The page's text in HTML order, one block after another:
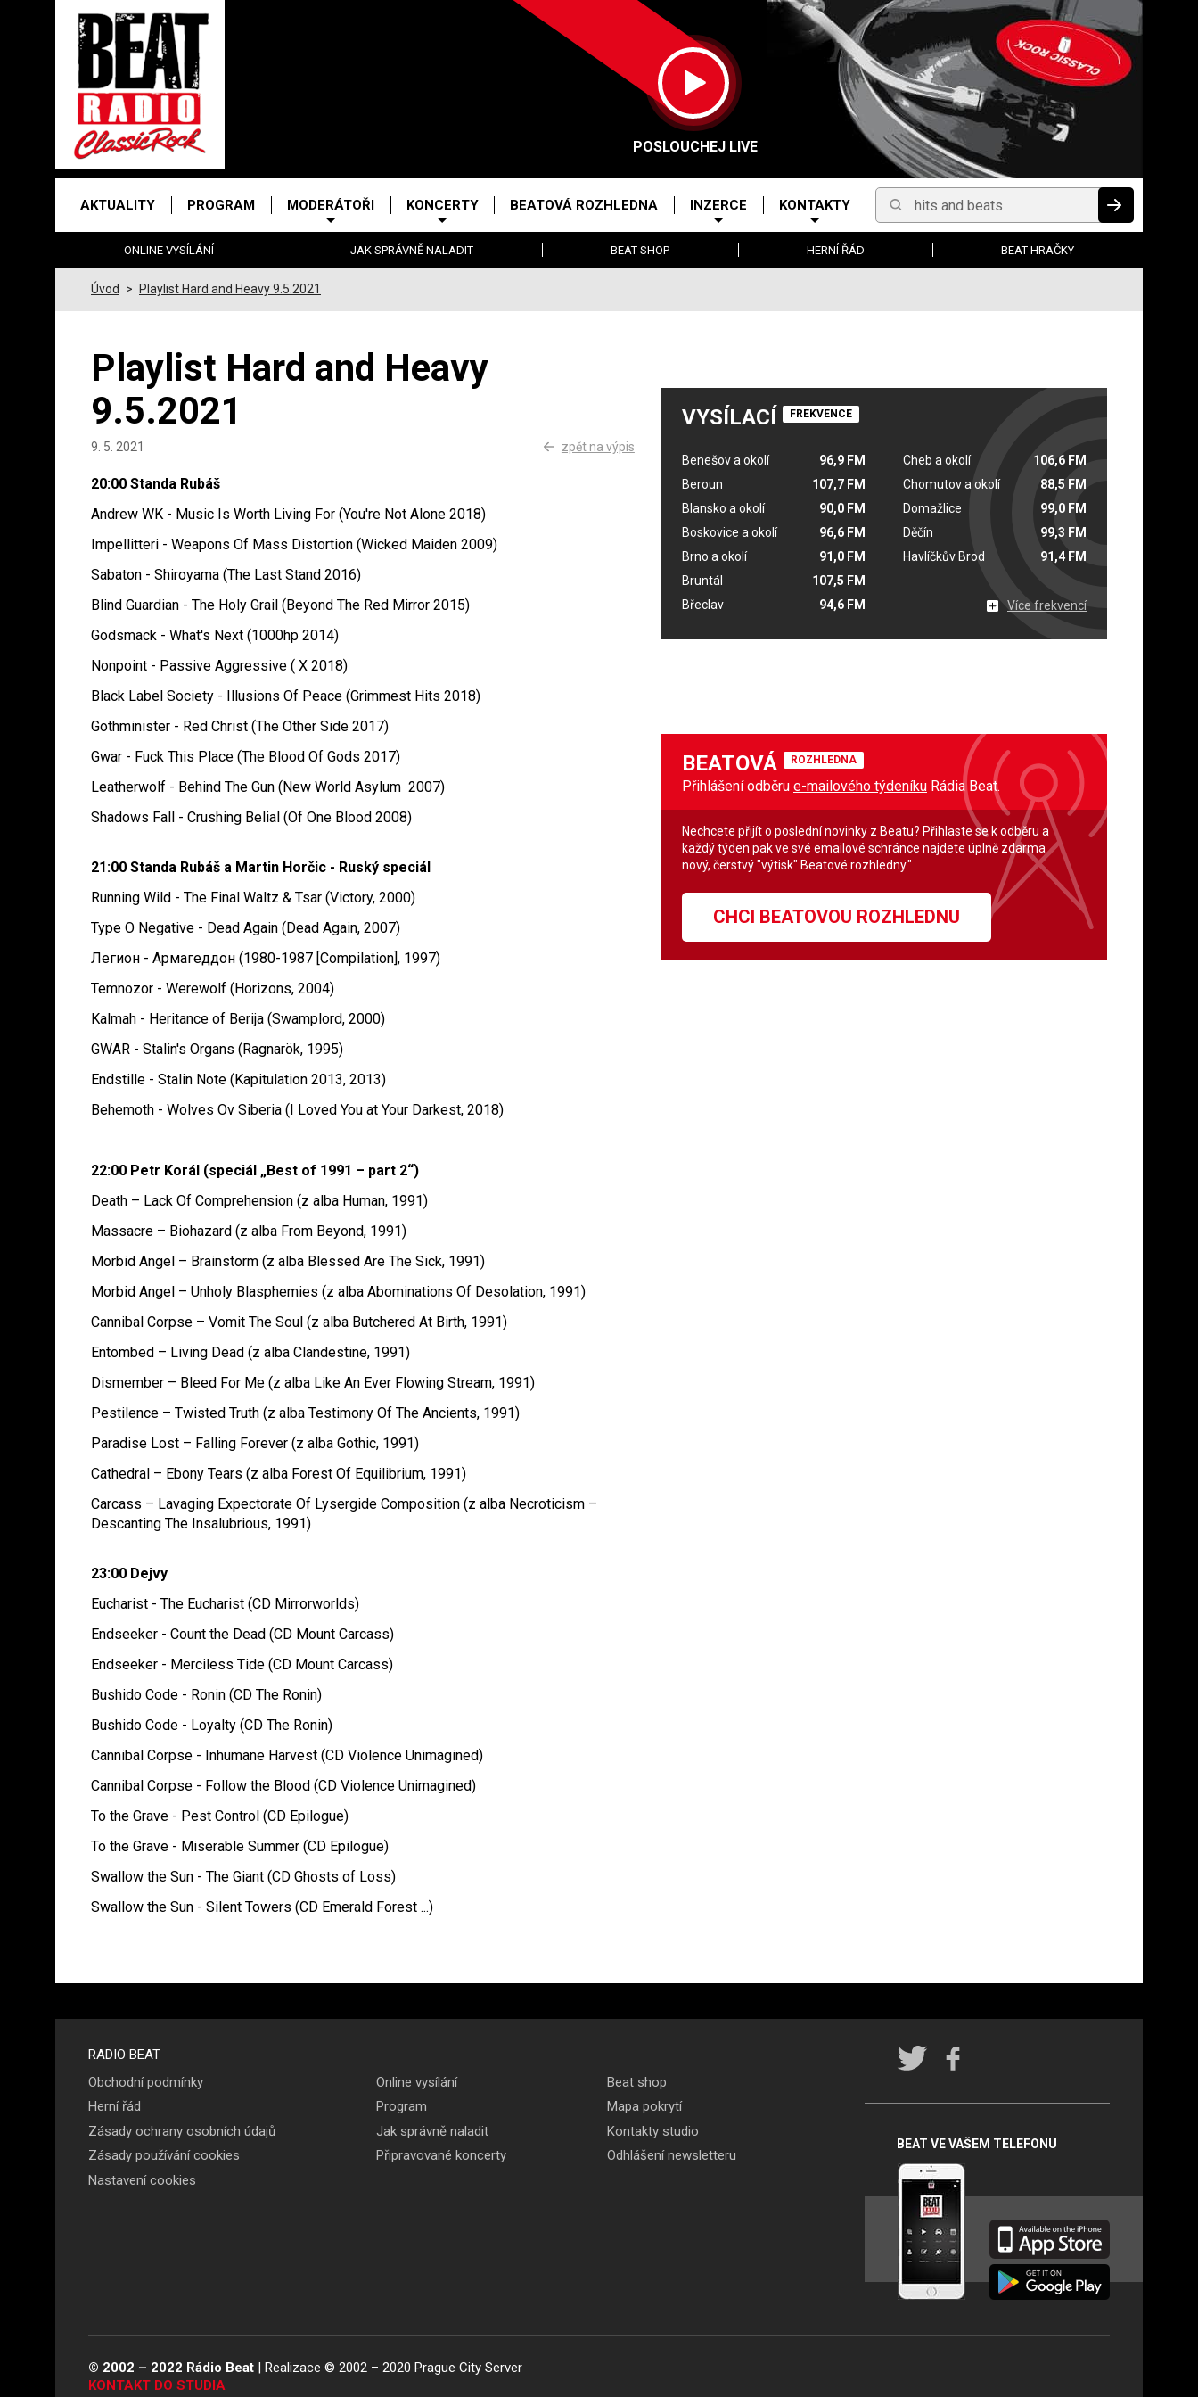
Právě
hrajeme
POSLOUCHEJ LIVE
menu
AKTUALITY PROGRAM MODERÁTOŘI KONCERTY BEATOVÁ ROZHLEDNA INZERCE KONTAKTY Vyhledávání HLEDAT
ONLINE VYSÍLÁNÍ JAK SPRÁVNĚ NALADIT BEAT SHOP HERNÍ ŘÁD BEAT HRAČKY
Úvod > Playlist Hard and Heavy 9.5.2021
Playlist Hard and Heavy
9.5.2021
9. 5. 2021 zpět na výpis
20:00 Standa Rubáš
Andrew WK - Music Is Worth Living For (You're Not Alone 2018)
Impellitteri - Weapons Of Mass Distortion (Wicked Maiden 2009)
Sabaton - Shiroyama (The Last Stand 2016)
Blind Guardian - The Holy Grail (Beyond The Red Mirror 2015)
Godsmack - What's Next (1000hp 2014)
Nonpoint - Passive Aggressive ( X 2018)
Black Label Society - Illusions Of Peace (Grimmest Hits 2018)
Gothminister - Red Christ (The Other Side 2017)
Gwar - Fuck This Place (The Blood Of Gods 2017)
Leatherwolf - Behind The Gun (New World Asylum 2007)
Shadows Fall - Crushing Belial (Of One Blood 2008)
21:00 Standa Rubáš a Martin Horčic - Ruský speciál
Running Wild - The Final Waltz & Tsar (Victory, 2000)
Type O Negative - Dead Again (Dead Again, 2007)
Легион - Армагеддон (1980-1987 [Compilation], 1997)
Temnozor - Werewolf (Horizons, 2004)
Kalmah - Heritance of Berija (Swamplord, 2000)
GWAR - Stalin's Organs (Ragnarök, 1995)
Endstille - Stalin Note (Kapitulation 2013, 2013)
Behemoth - Wolves Ov Siberia (I Loved You at Your Darkest, 2018)
22:00 Petr Korál (speciál „Best of 1991 – part 2“)
Death – Lack Of Comprehension (z alba Human, 1991)
Massacre – Biohazard (z alba From Beyond, 1991)
Morbid Angel – Brainstorm (z alba Blessed Are The Sick, 1991)
Morbid Angel – Unholy Blasphemies (z alba Abominations Of Desolation, 1991)
Cannibal Corpse – Vomit The Soul (z alba Butchered At Birth, 1991)
Entombed – Living Dead (z alba Clandestine, 1991)
Dismember – Bleed For Me (z alba Like An Ever Flowing Stream, 1991)
Pestilence – Twisted Truth (z alba Testimony Of The Ancients, 1991)
Paradise Lost – Falling Forever (z alba Gothic, 1991)
Cathedral – Ebony Tears (z alba Forest Of Equilibrium, 1991)
Carcass – Lavaging Expectorate Of Lysergide Composition (z alba Necroticism –
Descanting The Insalubrious, 1991)
23:00 Dejvy
Eucharist - The Eucharist (CD Mirrorworlds)
Endseeker - Count the Dead (CD Mount Carcass)
Endseeker - Merciless Tide (CD Mount Carcass)
Bushido Code - Ronin (CD The Ronin)
Bushido Code - Loyalty (CD The Ronin)
Cannibal Corpse - Inhumane Harvest (CD Violence Unimagined)
Cannibal Corpse - Follow the Blood (CD Violence Unimagined)
To the Grave - Pest Control (CD Epilogue)
To the Grave - Miserable Summer (CD Epilogue)
Swallow the Sun - The Giant (CD Ghosts of Loss)
Swallow the Sun - Silent Towers (CD Emerald Forest ...)
VYSÍLACÍ FREKVENCE
Benešov a okolí
96,9 FM
Beroun
107,7 FM
Blansko a okolí
90,0 FM
Boskovice a okolí
96,6 FM
Brno a okolí
91,0 FM
Bruntál
107,5 FM
Břeclav
94,6 FM
Cheb a okolí
106,6 FM
Chomutov a okolí
88,5 FM
Domažlice
99,0 FM
Děčín
99,3 FM
Havlíčkův Brod
91,4 FM
Více frekvencí
BEATOVÁ ROZHLEDNA
Přihlášení odběru e-mailového týdeníku Rádia Beat.
Nechcete přijít o poslední novinky z Beatu? Přihlaste se k odběru a
každý týden pak ve své emailové schránce najdete úplně zdarma
nový, čerstvý "výtisk" Beatové rozhledny."
CHCI BEATOVOU ROZHLEDNU
Menu v
patičce
RADIO BEAT
Obchodní podmínky
Herní řád
Zásady ochrany osobních údajů
Zásady používání cookies
Nastavení cookies
Online vysílání
Program
Jak správně naladit
Připravované koncerty
Beat shop
Mapa pokrytí
Kontakty studio
Odhlášení newsletteru
Rádio
sítích
BEAT VE VAŠEM TELEFONU
© 2002 – 2022 Rádio Beat | Realizace © 2002 – 2020 Prague City Server
KONTAKT DO STUDIA